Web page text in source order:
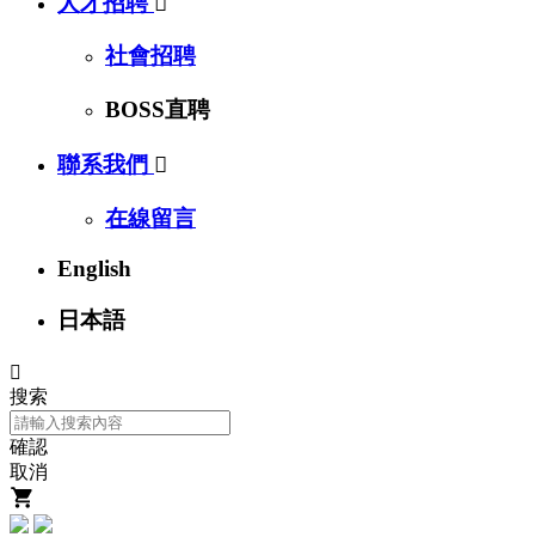
社會招聘
BOSS直聘
聯系我們 
在線留言
English
日本語

搜索
確認
取消